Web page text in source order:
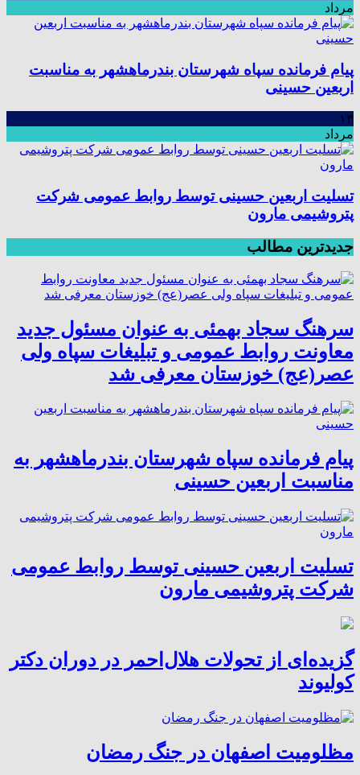
مرداد
پیام فرمانده سپاه شهرستان بندرماهشهر به مناسبت
اربعین حسینی
۱۳
مرداد
تسلیت اربعین حسینی توسط روابط عمومی شرکت
پتروشیمی مارون
جدیدترین مطالب
سرهنگ سجاد بهمئی به عنوان مسئول جدید
معاونت روابط عمومی و تبلیغات سپاه ولی
عصر(عج) خوزستان معرفی شد
پیام فرمانده سپاه شهرستان بندرماهشهر به
مناسبت اربعین حسینی
تسلیت اربعین حسینی توسط روابط عمومی
شرکت پتروشیمی مارون
گزیده‌ای از تحولات هلال‌احمر در دوران دکتر
کولیوند
مظلومیت اصفهان در جنگ رمضان